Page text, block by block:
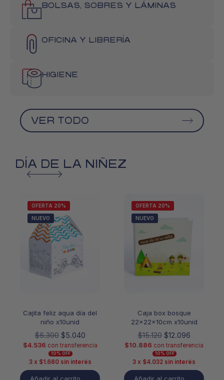
BOLSAS, SOBRES Y LÁMINAS
OFICINA Y LIBRERÍA
HIGIENE
VER TODO
DÍA DE LA NIÑEZ
OFERTA 20%
NUEVO
Cajita feliz aqua día del
niño x10unid
$6.300 $5.040
$4.536 con transferencia
10% OFF
3 x $1.680 sin interés
OFERTA 20%
NUEVO
Caja box bosque
22x22x10cm x10unid
$15.120 $12.096
$10.886 con transferencia
10% OFF
3 x $4.032 sin interés